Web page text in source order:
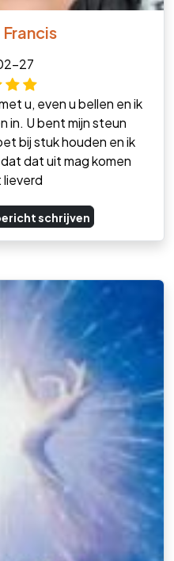
27
u, even u bellen en ik
in. U bent mijn steun
bij stuk houden en ik
dat uit mag komen
schrijven